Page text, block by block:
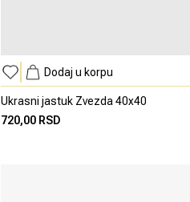
Dodaj u korpu
Ukrasni jastuk Zvezda 40x40
720,00 RSD